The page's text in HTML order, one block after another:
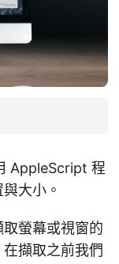
AppleScript 程
大小。
螢幕或視窗的
擷取之前我們